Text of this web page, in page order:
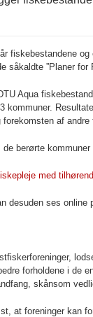
fiskebestandene
såkaldte ”Planer for
Aqua
kommuner.
af andre
berørte
med
desuden ses online
forholdene i de
skånsom
at foreninger kan